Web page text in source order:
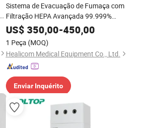
Sistema de Evacuação de Fumaça com
Filtração HEPA Avançada 99.999%
Baixo Ruído 100L/Min Alta Taxa de
Fluxo para Uso em Sala de Operação
US$ 350,00-450,00
1 Peça (MOQ)
Healicom Medical Equipment Co., Ltd.
Enviar Inquérito